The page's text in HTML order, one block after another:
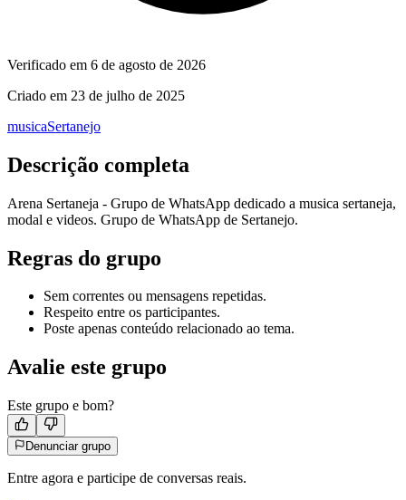
Verificado em 6 de agosto de 2026
Criado em 23 de julho de 2025
musicaSertanejo
Descrição completa
Arena Sertaneja - Grupo de WhatsApp dedicado a musica sertaneja,
modal e videos. Grupo de WhatsApp de Sertanejo.
Regras do grupo
Sem correntes ou mensagens repetidas.
Respeito entre os participantes.
Poste apenas conteúdo relacionado ao tema.
Avalie este grupo
Este grupo e bom?
Denunciar grupo
Entre agora e participe de conversas reais.